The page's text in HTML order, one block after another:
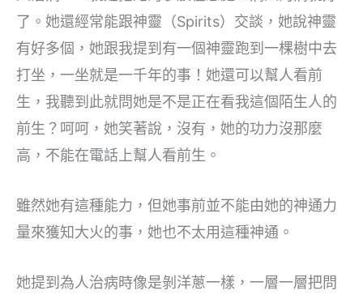
了。她還經常能跟神靈（Spirits）交談，她說神靈
有好多個，她跟我提到有一個神靈跑到一棵樹中去
打坐，一坐就是一千年的事！她還可以幫人看前
生，我聽到此就問她是不是正在看我這個陌生人的
前生？呵呵，她笑著說，沒有，她的功力沒那麼
高，不能在電話上幫人看前生。
雖然她有這種能力，但她事前並不能由她的神通力
量來獲知大火的事，她也不太用這種神通。
她提到為人治病時像是剝洋蔥一樣，一層一層把問